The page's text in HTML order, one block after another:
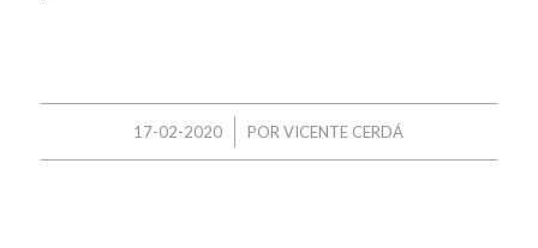
17-02-2020
/ PORVICENTE CERDÁ